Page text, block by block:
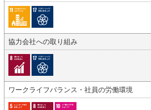
協力会社への取り組み
ワークライフバランス・社員の労働環境